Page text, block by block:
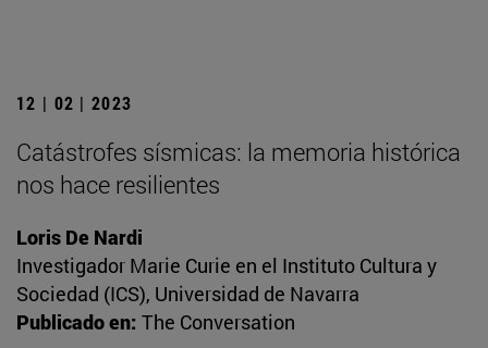
12 | 02 | 2023
Catástrofes sísmicas: la memoria histórica
nos hace resilientes
Loris De Nardi
Investigador Marie Curie en el Instituto Cultura y
Sociedad (ICS), Universidad de Navarra
Publicado en: The Conversation